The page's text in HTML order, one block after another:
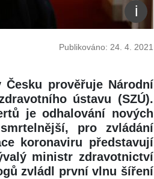
Publikováno: 24. 4. 2021
prověřuje Národní
ústavu (SZÚ).
je odhalování nových
pro zvládání
koronaviru představují
ministr zdravotnictví
zvládl první vlnu šíření